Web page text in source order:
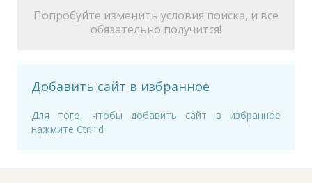
Попробуйте изменить условия поиска, и все
обязательно получится!
Добавить сайт в избранное
Для того, чтобы добавить сайт в избранное
нажмите Ctrl+d